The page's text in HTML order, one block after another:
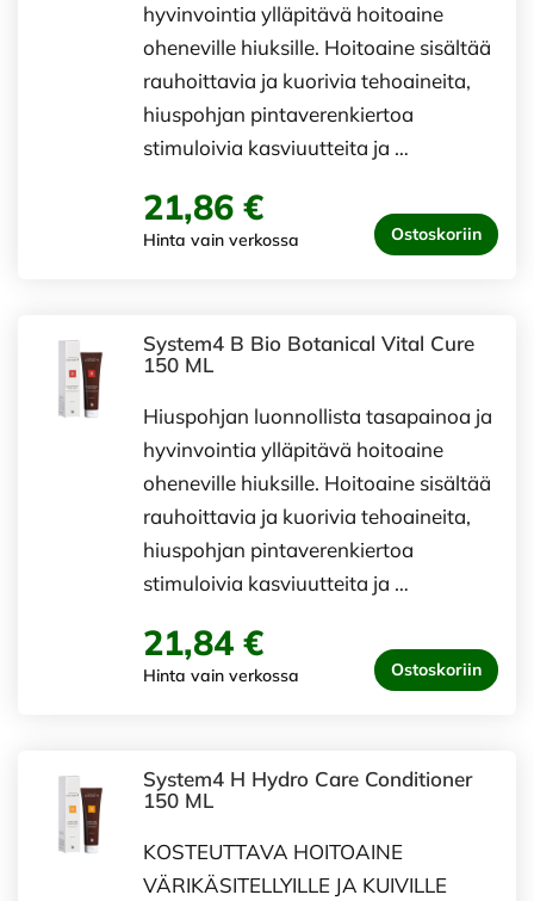
hyvinvointia ylläpitävä hoitoaine
oheneville hiuksille. Hoitoaine sisältää
rauhoittavia ja kuorivia tehoaineita,
hiuspohjan pintaverenkiertoa
stimuloivia kasviuutteita ja …
21,86 €
Hinta vain verkossa Ostoskoriin
System4 B Bio Botanical Vital Cure
150 ML
Hiuspohjan luonnollista tasapainoa ja
hyvinvointia ylläpitävä hoitoaine
oheneville hiuksille. Hoitoaine sisältää
rauhoittavia ja kuorivia tehoaineita,
hiuspohjan pintaverenkiertoa
stimuloivia kasviuutteita ja …
21,84 €
Hinta vain verkossa Ostoskoriin
System4 H Hydro Care Conditioner
150 ML
KOSTEUTTAVA HOITOAINE
VÄRIKÄSITELLYILLE JA KUIVILLE